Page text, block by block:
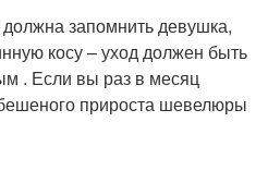
запомнить девушка,
косу – уход должен быть
. Если вы раз в месяц
прироста шевелюры